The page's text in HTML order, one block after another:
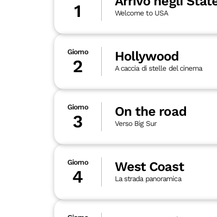
1 Welcome to USA
Giorno
2 Hollywood
A caccia di stelle del cinema
Giorno
3 On the road
Verso Big Sur
Giorno
4 West Coast
La strada panoramica